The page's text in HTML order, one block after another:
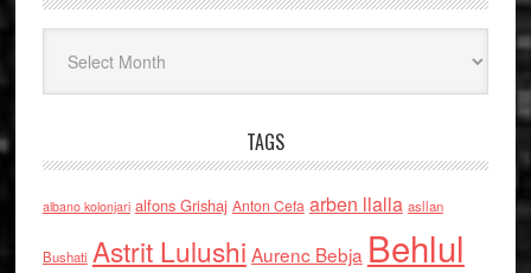
TAGS
albano kolonjari alfons Grishaj Anton Cefa arben llalla asllan
Bushati Astrit Lulushi Aurenc Bebja Behlul